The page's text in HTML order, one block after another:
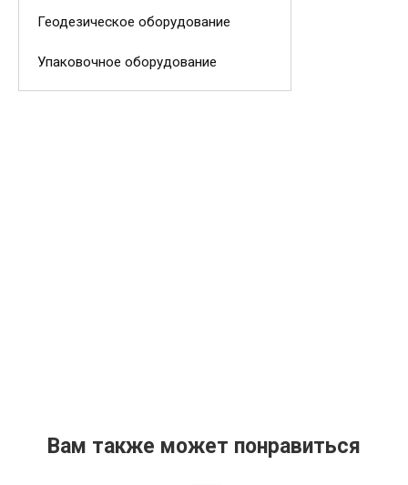
Геодезическое оборудование
Упаковочное оборудование
Вам также может понравиться